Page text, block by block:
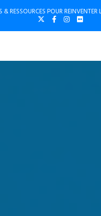
& RESSOURCES POUR